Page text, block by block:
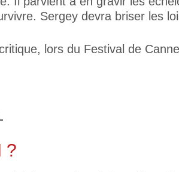
Sergey devra briser les
lors du Festival de
?